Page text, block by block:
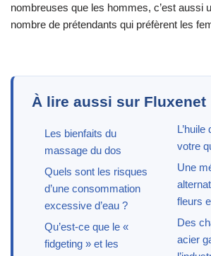
nombreuses que les hommes, c’est aussi
nombre de prétendants qui préfèrent les
À lire aussi sur Fluxenet
Les bienfaits du
massage du dos
Quels sont les risques
d’une consommation
excessive d’eau ?
Qu’est-ce que le «
fidgeting » et les
votre
Une
fleurs
Des
acier